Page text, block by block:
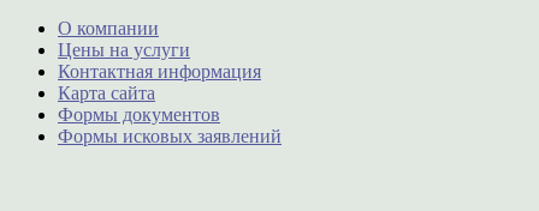
О компании
Цены на услуги
Контактная информация
Карта сайта
Формы документов
Формы исковых заявлений